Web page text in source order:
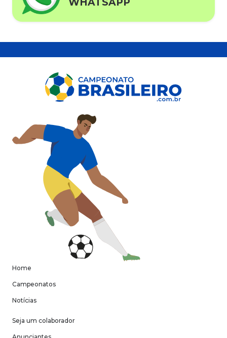
Home
Campeonatos
Notícias
Seja um colaborador